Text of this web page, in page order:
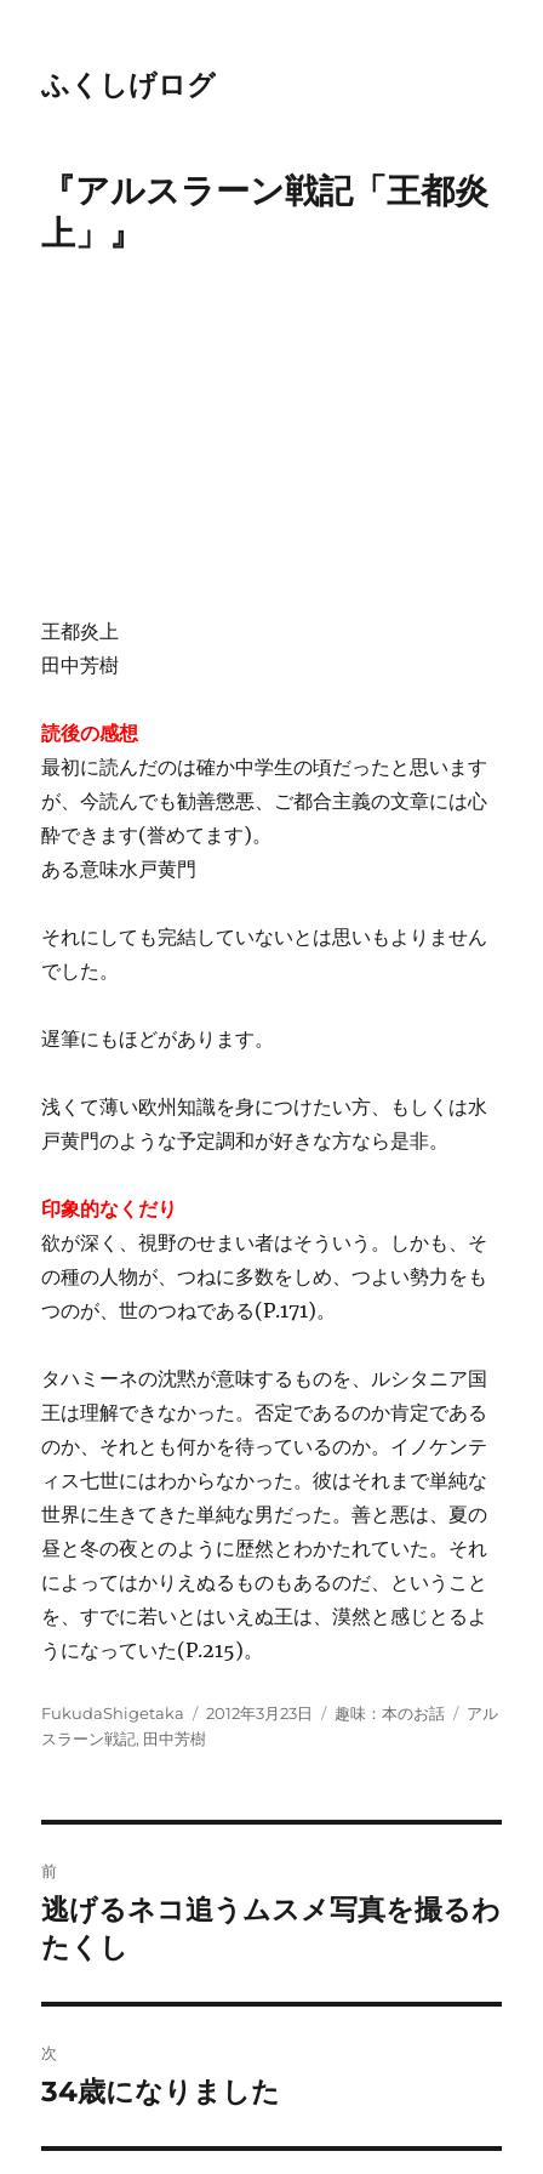
ふくしげログ
『アルスラーン戦記「王都炎
上」』
王都炎上
田中芳樹
読後の感想
最初に読んだのは確か中学生の頃だったと思います
が、今読んでも勧善懲悪、ご都合主義の文章には心
酔できます(誉めてます)。
ある意味水戸黄門
それにしても完結していないとは思いもよりません
でした。
遅筆にもほどがあります。
浅くて薄い欧州知識を身につけたい方、もしくは水
戸黄門のような予定調和が好きな方なら是非。
印象的なくだり
欲が深く、視野のせまい者はそういう。しかも、そ
の種の人物が、つねに多数をしめ、つよい勢力をも
つのが、世のつねである(P.171)。
タハミーネの沈黙が意味するものを、ルシタニア国
王は理解できなかった。否定であるのか肯定である
のか、それとも何かを待っているのか。イノケンテ
ィス七世にはわからなかった。彼はそれまで単純な
世界に生きてきた単純な男だった。善と悪は、夏の
昼と冬の夜とのように歴然とわかたれていた。それ
によってはかりえぬるものもあるのだ、ということ
を、すでに若いとはいえぬ王は、漠然と感じとるよ
うになっていた(P.215)。
投
稿
FukudaShigetaka
投
稿
2012年3月23日
カ
趣味：本のお話
タ
アル
スラーン戦記, 田中芳樹
稿
ナ
ビ
ゲ
ー
シ
前
前
の
稿:
逃げるネコ追うムスメ写真を撮るわ
たくし
次
次
投
34歳になりました